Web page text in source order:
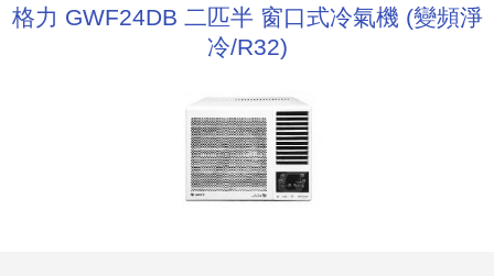
格力 GWF24DB 二匹半 窗口式冷氣機 (變頻淨
冷/R32)